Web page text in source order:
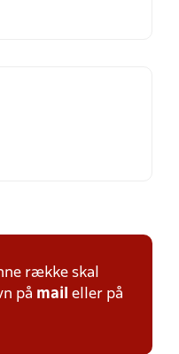
række skal
på mail eller på